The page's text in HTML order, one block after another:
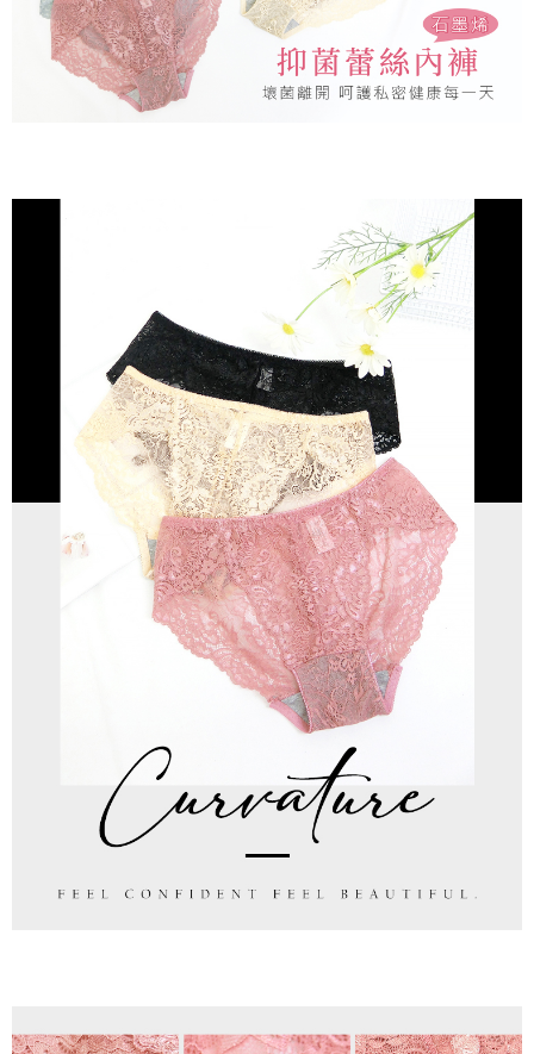
2. 結帳金額須大於NT$30
3. 目前僅支援台灣會員
三、聲明條款
「AFTEE先享後付」(下稱本服務)乃由恩沛科技股份有限公司(下稱 AFTEE )
所提供，並由 AFTEE 向您收取款項。因使用本服務所須提供之個人資料(包
（https://aftee.tw/privacypolicy/
若款項超過繳費期限，將根據當次的金額加收年利率 16% 的逾期滯納金。
未成年的使用者，請事先徵得法定代理人或監護人之同意方可使用
若您對於個人資料之處理、利用有任何疑問，或欲行使相關法律權利，請聯
繫恩沛科技股份有限公司。若您不同意我們將上開所示之個人資料，連同必
要之購買訂單資訊提供予 AFTEE ，或讓 AFTEE 蒐集處理利用您的個人資
料，請勿選用本服務。
付款後萊爾富取貨
每笔NT$80，满NT$799(含以上)免运费
7-11取貨付款
宅配/離島不配送
每笔NT$80，满NT$890(含以上)免运费
黑貓貨到付款
每笔NT$120
國家/地區配送